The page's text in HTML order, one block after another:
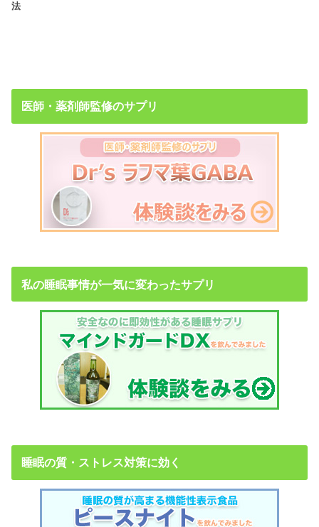
法
医師・薬剤師監修のサプリ
私の睡眠事情が一気に変わったサプリ
睡眠の質・ストレス対策に効く